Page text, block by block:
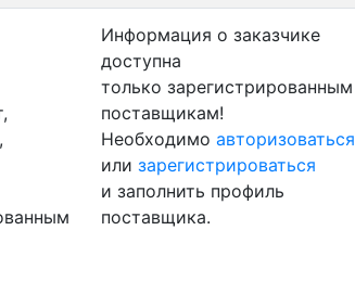
Информация о заказчике
доступна
только зарегистрированным
поставщикам!
Необходимо авторизоваться
или зарегистрироваться
и заполнить профиль
поставщика.